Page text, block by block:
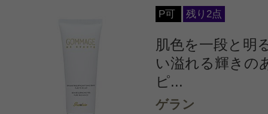
P可 残り2点
肌色を一段と明
い溢れる輝きの
ピ...
ゲラン